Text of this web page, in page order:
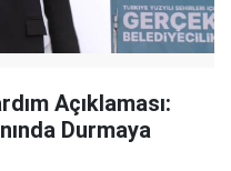
Açıklaması:
Durmaya